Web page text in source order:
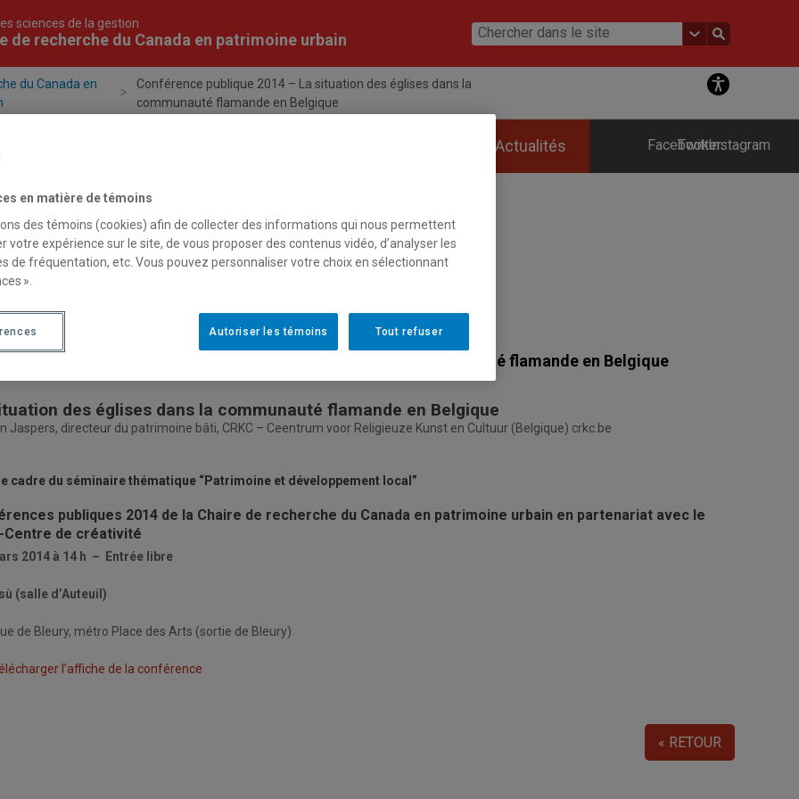
sciences de la gestion
de recherche du Canada en patrimoine urbain
du Canada en
Conférence publique 2014 – La situation des églises dans la
communauté flamande en Belgique
Actualités Facebook
TwitterInstagram
2014 - Autres actualités
publique 2014 – La situation des églises dans la communauté flamande en Belgique
des églises dans la communauté flamande en Belgique
Jaspers, directeur du patrimoine bâti, CRKC – Ceentrum voor Religieuze Kunst en Cultuur (Belgique) crkc.be
cadre du séminaire thématique “Patrimoine et développement local”
publiques 2014 de la Chaire de recherche du Canada en patrimoine urbain en partenariat avec le
Centre de créativité
2014 à 14 h – Entrée libre
(salle d’Auteuil)
de Bleury, métro Place des Arts (sortie de Bleury)
l’affiche de la conférence
« RETOUR
en matière de témoins
des témoins (cookies) afin de collecter des informations qui nous permettent
votre expérience sur le site, de vous proposer des contenus vidéo, d’analyser les
de fréquentation, etc. Vous pouvez personnaliser votre choix en sélectionnant
».
Tout refuser
Autoriser les témoins